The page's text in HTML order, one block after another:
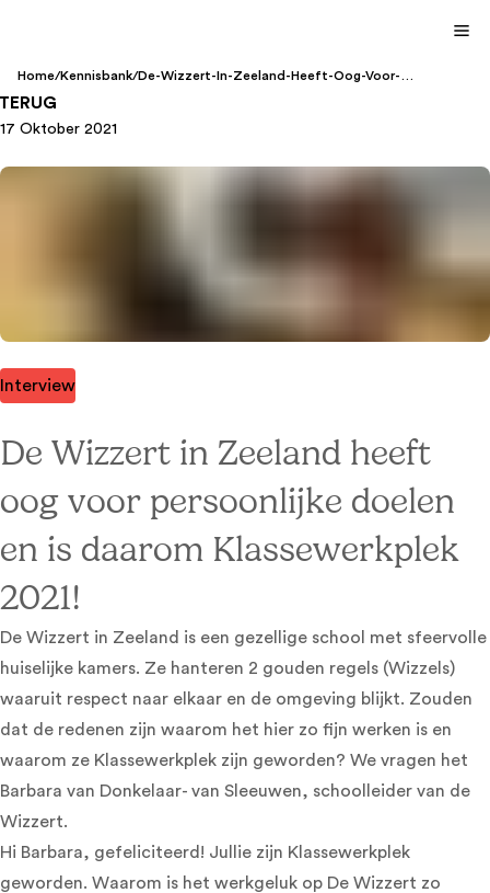
Home/Kennisbank/De-Wizzert-In-Zeeland-Heeft-Oog-Voor-
17 Oktober 2021
Interview
De Wizzert in Zeeland heeft
oog voor persoonlijke doelen
en is daarom Klassewerkplek
2021!
De Wizzert in Zeeland is een gezellige school met sfeervolle
huiselijke kamers. Ze hanteren 2 gouden regels (Wizzels)
waaruit respect naar elkaar en de omgeving blijkt. Zouden
dat de redenen zijn waarom het hier zo fijn werken is en
waarom ze Klassewerkplek zijn geworden? We vragen het
Barbara van Donkelaar- van Sleeuwen, schoolleider van de
Wizzert.
Hi Barbara, gefeliciteerd! Jullie zijn Klassewerkplek
geworden. Waarom is het werkgeluk op De Wizzert zo